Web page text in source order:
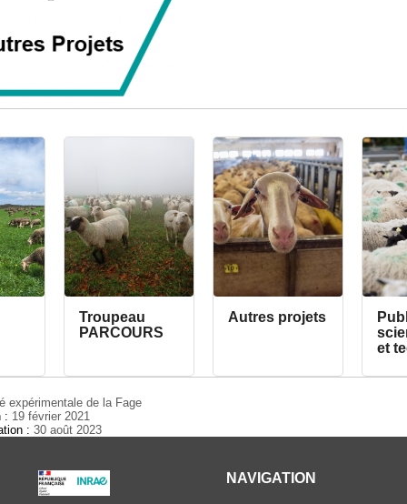
Troupeau
PARCOURS
Autres projets
et
expérimentale de la Fage
: 19 février 2021
:30 août 2023
NAVIGATION